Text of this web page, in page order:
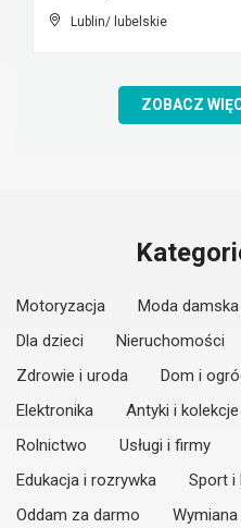
Lublin/ lubelskie
ZOBACZ
Motoryzacja Moda damska
Dla dzieci
Nieruchomości
Zdrowie i uroda
Dom i
Elektronika
Antyki i kolekcje
Rolnictwo
Usługi i firmy
Edukacja i rozrywka
Sport i
Oddam za darmo